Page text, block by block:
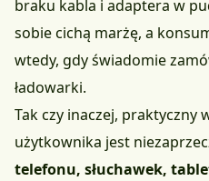
braku kabla i adaptera w
sobie cichą marżę, a
wtedy, gdy świadomie
ładowarki.
Tak czy inaczej, praktyczny
użytkownika jest
telefonu, słuchawek,